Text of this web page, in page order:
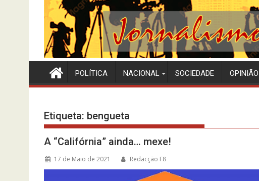
POLÍTICA NACIONAL SOCIEDADE OPINIÃO
Etiqueta: bengueta
A “Califórnia” ainda… mexe!
17 de Maio de 2021 Redacção F8